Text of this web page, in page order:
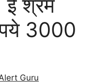
श्रम
3000
Guru